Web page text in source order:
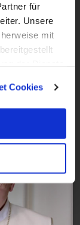
für
Unsere
mit
Cookies
9:12